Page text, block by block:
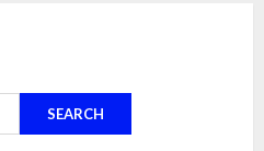
SEARCH